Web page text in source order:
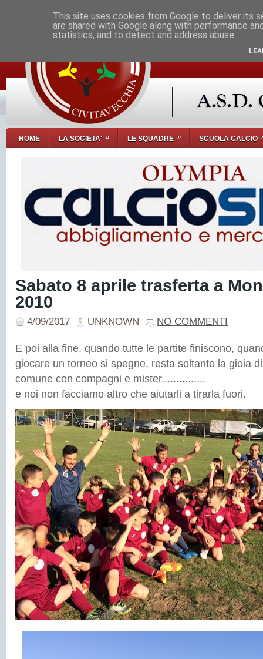
HOME LA SOCIETA' » LE SQUADRE » SCUOLA CALCIO
Sabato 8 aprile trasferta a
2010
4/09/2017 UNKNOWN NO COMMENTI
E poi alla fine, quando tutte le partite finiscono,
giocare un torneo si spegne, resta soltanto la gioia
comune con compagni e mister...............
e noi non facciamo altro che aiutarli a tirarla fuori.
This site uses cookies from Google to deliver its
are shared with Google along with performance
statistics, and to detect and address abuse.